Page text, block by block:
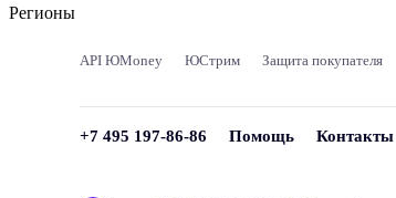
Регионы
API ЮMoney ЮСтрим Защита покупателя
+7 495 197-86-86 Помощь Контакты